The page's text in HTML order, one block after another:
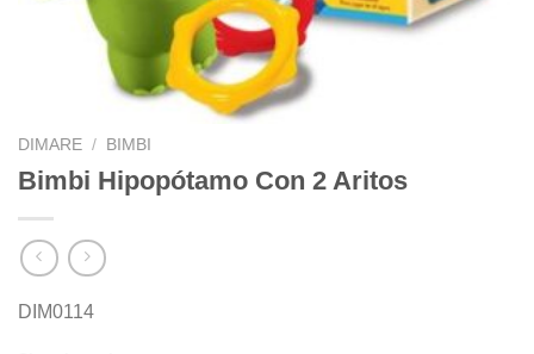
DIMARE / BIMBI
Bimbi Hipopótamo Con 2 Aritos
DIM0114